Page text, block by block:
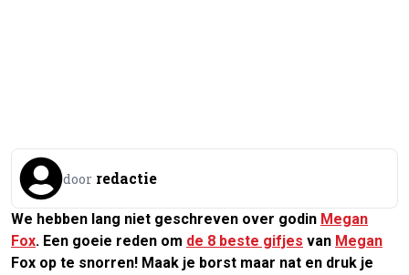
door redactie
We hebben lang niet geschreven over godin Megan
Fox. Een goeie reden om de 8 beste gifjes van Megan
Fox op te snorren! Maak je borst maar nat en druk je